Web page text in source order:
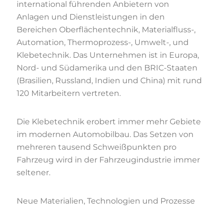
international führenden Anbietern von
Anlagen und Dienstleistungen in den
Bereichen Oberflächentechnik, Materialfluss-,
Automation, Thermoprozess-, Umwelt-, und
Klebetechnik. Das Unternehmen ist in Europa,
Nord- und Südamerika und den BRIC-Staaten
(Brasilien, Russland, Indien und China) mit rund
120 Mitarbeitern vertreten.
Die Klebetechnik erobert immer mehr Gebiete
im modernen Automobilbau. Das Setzen von
mehreren tausend Schweißpunkten pro
Fahrzeug wird in der Fahrzeugindustrie immer
seltener.
Neue Materialien, Technologien und Prozesse